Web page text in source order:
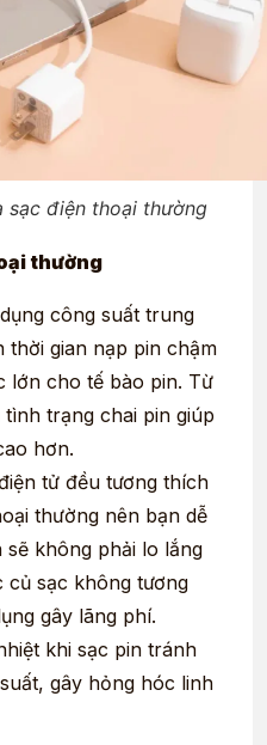
sạc điện thoại thường
thường
công suất trung
thời gian nạp pin chậm
lớn cho tế bào pin. Từ
trạng chai pin giúp
hơn.
tử đều tương thích
thường nên bạn dễ
sẽ không phải lo lắng
củ sạc không tương
gây lãng phí.
khi sạc pin tránh
gây hỏng hóc linh